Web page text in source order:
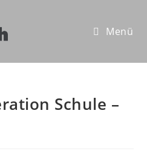
Menü
Schule –